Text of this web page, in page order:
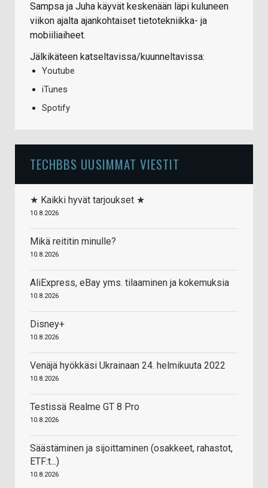
Sampsa ja Juha käyvät keskenään läpi kuluneen
viikon ajalta ajankohtaiset tietotekniikka- ja
mobiiliaiheet.
Jälkikäteen katseltavissa/kuunneltavissa:
Youtube
iTunes
Spotify
TECHBBS UUSIMMAT VIESTIT
★ Kaikki hyvät tarjoukset ★
10.8.2026
Mikä reititin minulle?
10.8.2026
AliExpress, eBay yms. tilaaminen ja kokemuksia
10.8.2026
Disney+
10.8.2026
Venäjä hyökkäsi Ukrainaan 24. helmikuuta 2022
10.8.2026
Testissä Realme GT 8 Pro
10.8.2026
Säästäminen ja sijoittaminen (osakkeet, rahastot,
ETF:t...)
10.8.2026